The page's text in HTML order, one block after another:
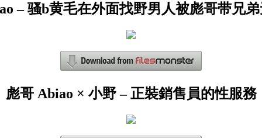
– 骚b黄毛在外面找野男人被彪哥带兄
彪哥 Abiao × 小野 – 正裝銷售員的性服務